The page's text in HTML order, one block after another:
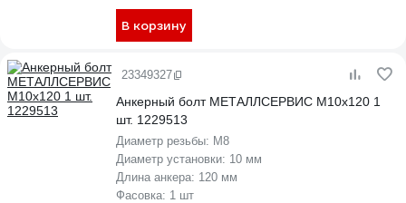
В корзину
23349327
Анкерный болт МЕТАЛЛСЕРВИС М10x120 1
шт. 1229513
Диаметр резьбы: М8
Диаметр установки: 10 мм
Длина анкера: 120 мм
Фасовка: 1 шт